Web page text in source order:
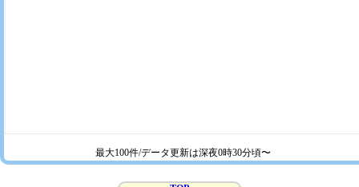
最大100件/データ更新は深夜0時30分頃〜